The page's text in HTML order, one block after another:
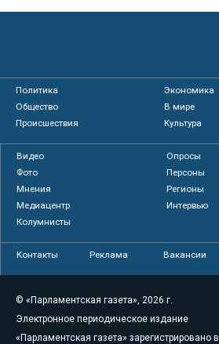
Политика
Экономика
Общество
В мире
Происшествия
Культура
Видео
Опросы
Фото
Персоны
Мнения
Регионы
Медиацентр
Интервью
Колумнисты
Контакты Реклама Вакансии
© «Парламентская газета», 2026 г.
Электронное периодическое издание
«Парламентская газета» зарегистрировано в